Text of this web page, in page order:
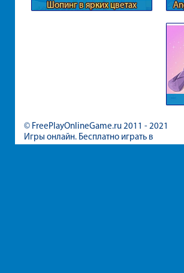
Шопинг в ярких цветах
© FreePlayOnlineGame.ru 2011 - 2021
Игры онлайн. Бесплатно играть в
игры для девочек и мальчиков